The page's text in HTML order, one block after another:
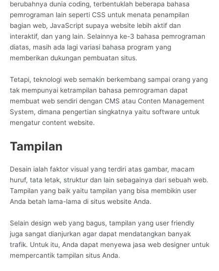
berubahnya dunia coding, terbentuklah beberapa bahasa
pemrograman lain seperti CSS untuk menata penampilan
bagian web, JavaScript supaya website lebih aktif dan
interaktif, dan yang lain. Selainnya ke-3 bahasa pemrograman
diatas, masih ada lagi variasi bahasa program yang
memberikan dukungan pembuatan situs.
Tetapi, teknologi web semakin berkembang sampai orang yang
tak mempunyai ketrampilan bahasa pemrograman dapat
membuat web sendiri dengan CMS atau Conten Management
System, dimana pengertian singkatnya yaitu software untuk
mengatur content website.
Tampilan
Desain ialah faktor visual yang terdiri atas gambar, macam
huruf, tata letak, struktur dan lain sebagainya dari sebuah web.
Tampilan yang baik yaitu tampilan yang bisa membikin user
Anda betah lama-lama di situs website Anda.
Selain design web yang bagus, tampilan yang user friendly
juga sangat dianjurkan agar dapat mendatangkan banyak
trafik. Untuk itu, Anda dapat menyewa jasa web designer untuk
mempercantik tampilan situs Anda.